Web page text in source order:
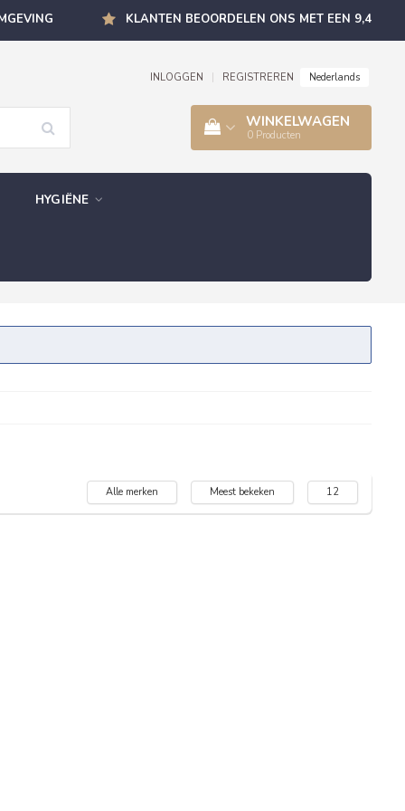
KLANTEN BEOORDELEN ONS MET EEN 9,4
INLOGGEN REGISTREREN Nederlands
WINKELWAGEN
0 Producten
HYGIËNE
Alle merken Meest bekeken 12